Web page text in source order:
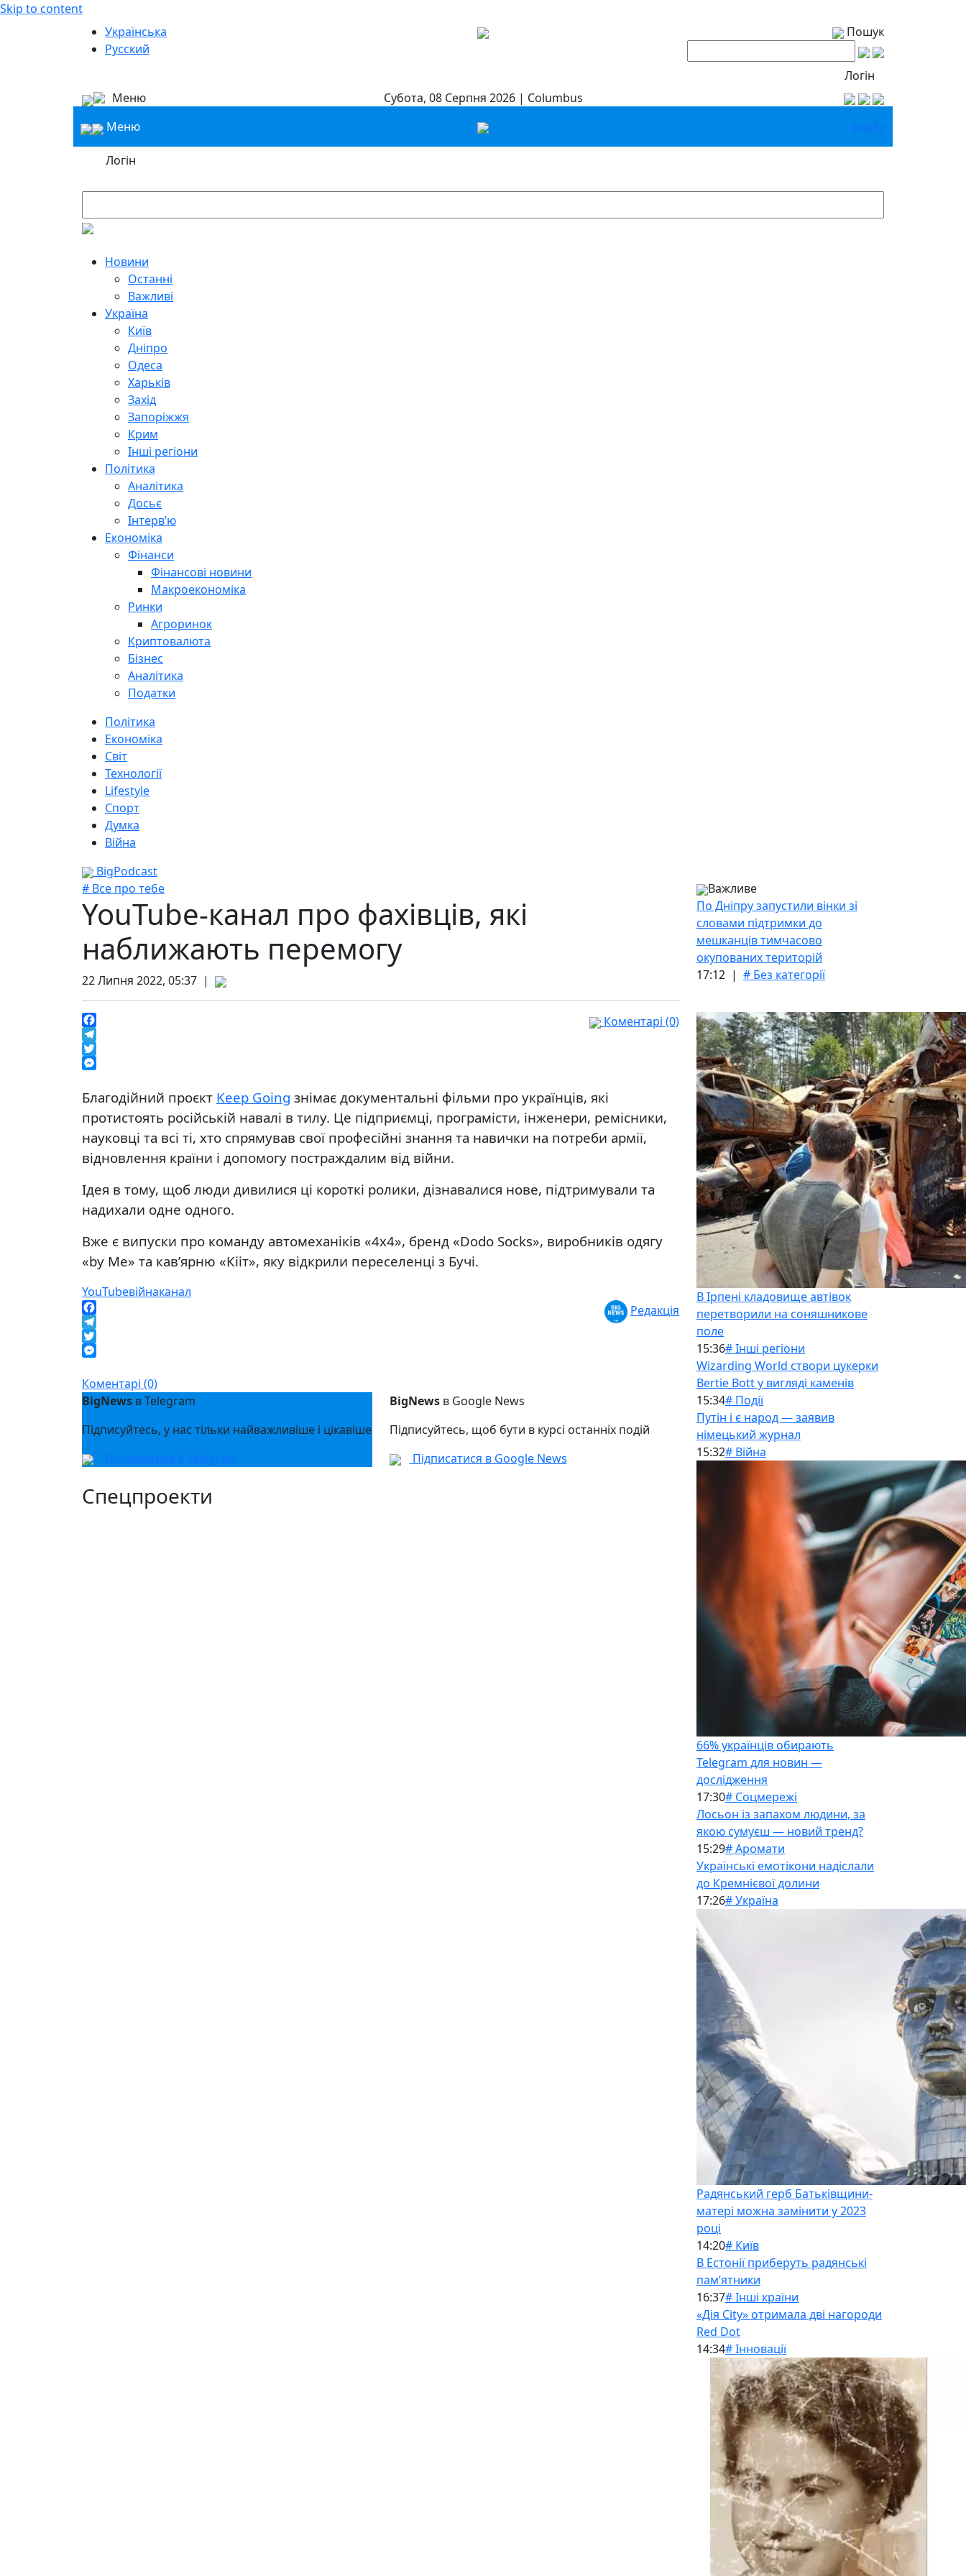
Skip to content
Українська
Русский
Пошук
Логін
Меню
Субота, 08 Серпня 2026 | Columbus
Меню
УкрРу
Логін
Новини
Останні
Важливі
Україна
Київ
Дніпро
Одеса
Харьків
Захід
Запоріжжя
Крим
Інші регіони
Політика
Аналітика
Досьє
Інтерв’ю
Економіка
Фінанси
Фінансові новини
Макроекономіка
Ринки
Агроринок
Криптовалюта
Бізнес
Аналітика
Податки
Політика
Економіка
Світ
Технології
Lifestyle
Спорт
Думка
Війна
BigPodcast
# Все про тебе
YouTube-канал про фахівців, які
наближають перемогу
22 Липня 2022, 05:37 |
Facebook
Telegram
Twitter
Коментарі (0)
Благодійний проєкт Keep Going знімає документальні фільми про українців, які
протистоять російській навалі в тилу. Це підприємці, програмісти, інженери, ремісники,
науковці та всі ті, хто спрямував свої професійні знання та навички на потреби армії,
відновлення країни і допомогу постраждалим від війни.
Ідея в тому, щоб люди дивилися ці короткі ролики, дізнавалися нове, підтримували та
надихали одне одного.
Вже є випуски про команду автомеханіків «4х4», бренд «Dodo Socks», виробників одягу
«by Me» та кав’ярню «Кііт», яку відкрили переселенці з Бучі.
YouTubeвійнаканал
Facebook
Telegram
Twitter
Редакція
Коментарі (0)
BigNews в Telegram
Підписуйтесь, у нас тільки найважливіше і цікавіше
Підписатися в Telegram
BigNewsв Google News
Підписуйтесь, щоб бути в курсі останніх подій
Підписатися в Google News
Спецпроекти
Важливе
По Дніпру запустили вінки зі
словами підтримки до
мешканців тимчасово
окупованих територій
17:12 | # Без категорії
В Ірпені кладовище автівок
перетворили на соняшникове
поле
15:36# Інші регіони
Wizarding World створи цукерки
Bertie Bott у вигляді каменів
15:34# Події
Путін і є народ — заявив
німецький журнал
15:32# Війна
66% українців обирають
Telegram для новин —
дослідження
17:30# Соцмережі
Лосьон із запахом людини, за
якою сумуєш — новий тренд?
15:29# Аромати
Українські емотікони надіслали
до Кремнієвої долини
17:26# Україна
Радянський герб Батьківщини-
матері можна замінити у 2023
році
14:20# Київ
В Естонії приберуть радянські
памʼятники
16:37# Інші країни
«Дія City» отримала дві нагороди
Red Dot
14:34# Інновації